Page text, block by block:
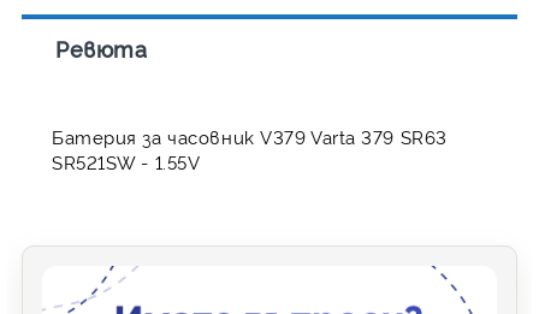
Ревюта
Батерия за часовник V379 Varta 379 SR63
SR521SW - 1.55V